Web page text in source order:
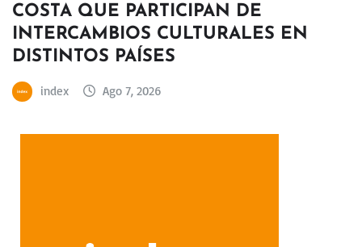
COSTA QUE PARTICIPAN DE
INTERCAMBIOS CULTURALES EN
DISTINTOS PAÍSES
index Ago 7, 2026